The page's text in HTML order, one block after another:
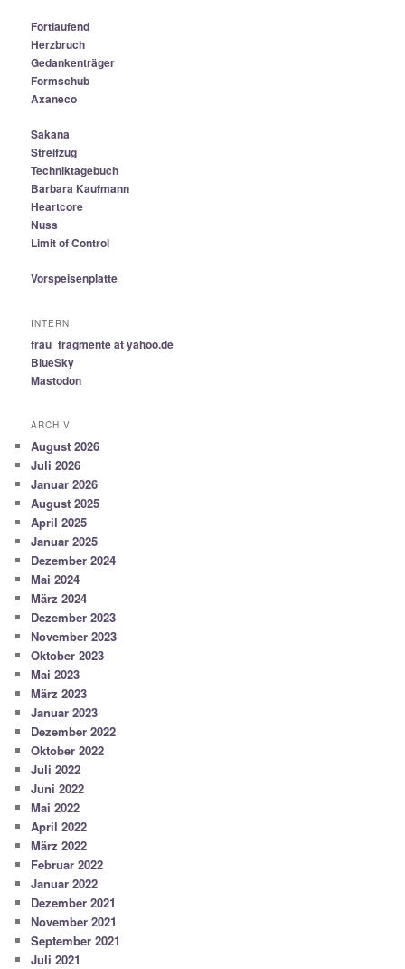
Fortlaufend
Herzbruch
Gedankenträger
Formschub
Axaneco
Sakana
Streifzug
Techniktagebuch
Barbara Kaufmann
Heartcore
Nuss
Limit of Control
Vorspeisenplatte
INTERN
frau_fragmente at yahoo.de
BlueSky
Mastodon
ARCHIV
August 2026
Juli 2026
Januar 2026
August 2025
April 2025
Januar 2025
Dezember 2024
Mai 2024
März 2024
Dezember 2023
November 2023
Oktober 2023
Mai 2023
März 2023
Januar 2023
Dezember 2022
Oktober 2022
Juli 2022
Juni 2022
Mai 2022
April 2022
März 2022
Februar 2022
Januar 2022
Dezember 2021
November 2021
September 2021
Juli 2021